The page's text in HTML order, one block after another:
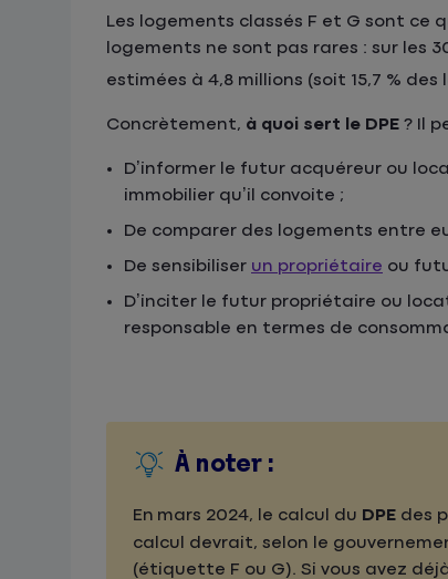
Les logements classés F et G sont ce
logements ne sont pas rares : sur les
estimées à 4,8 millions (soit 15,7 %
Concrètement, à quoi sert le DPE ? Il
D’informer le futur acquéreur ou
immobilier qu’il convoite ;
De comparer des logements entre
De sensibiliser un propriétaire ou
D’inciter le futur propriétaire ou
responsable en termes de
À noter :
En mars 2024, le calcul du DPE des
calcul devrait, selon le
(étiquette F ou G). Si vous avez